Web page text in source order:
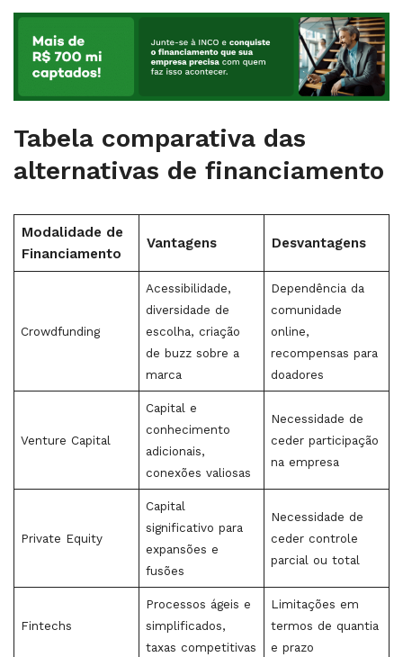
Tabela comparativa das
alternativas de financiamento
Modalidade de
Financiamento
Vantagens Desvantagens
Crowdfunding
Acessibilidade,
diversidade de
escolha, criação
de buzz sobre a
marca
Dependência da
comunidade
online,
recompensas para
doadores
Venture Capital
Capital e
conhecimento
adicionais,
conexões valiosas
Necessidade de
ceder participação
na empresa
Private Equity
Capital
significativo para
expansões e
fusões
Necessidade de
ceder controle
parcial ou total
Fintechs
Processos ágeis e
simplificados,
taxas competitivas
Limitações em
termos de quantia
e prazo